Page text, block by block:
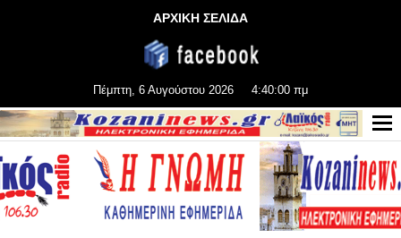
ΑΡΧΙΚΗ ΣΕΛΙΔΑ
Πέμπτη, 6 Αυγούστου 2026 4:40:01 πμ